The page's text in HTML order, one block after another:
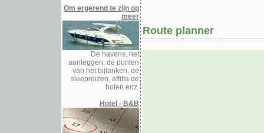
Om ergerend te zijn op
meer
De havens, het
aanleggen, de punten
van het bijtanken, de
sleepreizen, affitta de
boten enz.
Hotel - B&B
Route planner